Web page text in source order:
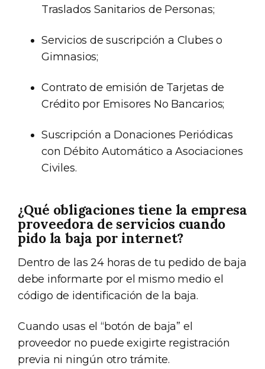
Traslados Sanitarios de Personas;
Servicios de suscripción a Clubes o
Gimnasios;
Contrato de emisión de Tarjetas de
Crédito por Emisores No Bancarios;
Suscripción a Donaciones Periódicas
con Débito Automático a Asociaciones
Civiles.
¿Qué obligaciones tiene la empresa
proveedora de servicios cuando
pido la baja por internet?
Dentro de las 24 horas de tu pedido de baja
debe informarte por el mismo medio el
código de identificación de la baja.
Cuando usas el “botón de baja” el
proveedor no puede exigirte registración
previa ni ningún otro trámite.